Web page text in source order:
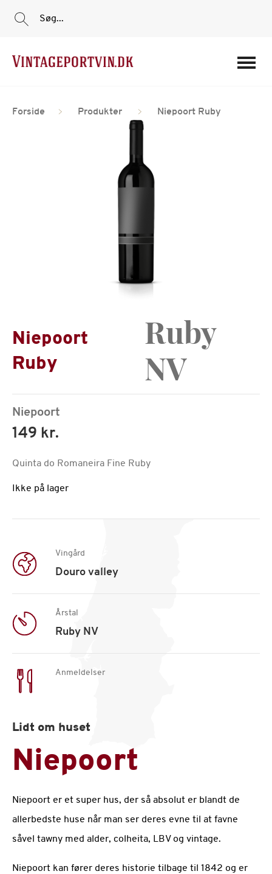
Portvinshuse
Søg...
Forside Produkter Niepoort Ruby
Niepoort
Ruby
Ruby
NV
Niepoort
149 kr.
Quinta do Romaneira Fine Ruby
Ikke på lager
Vingård
Douro valley
Årstal
Ruby NV
Anmeldelser
Lidt om huset
Niepoort
Niepoort er et super hus, der så absolut er blandt de
allerbedste huse når man ser deres evne til at favne
såvel tawny med alder, colheita, LBV og vintage.
Niepoort kan fører deres historie tilbage til 1842 og er